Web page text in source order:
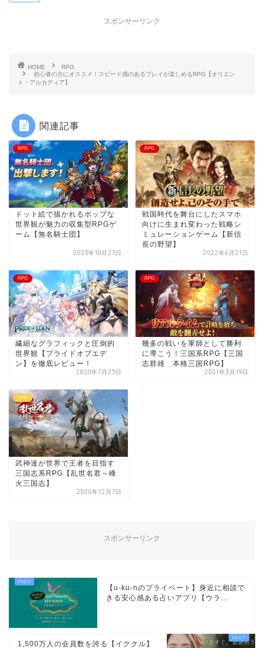
スポンサーリンク
HOME
RPG
初心者の方にオススメ！スピード感のあるプレイが楽しめるRPG【オリエン
ト・アルカディア】
関連記事
RPG
ドット絵で描かれるポップな
世界観が魅力の収集型RPGゲ
ーム【無名騎士団】
2023年10月23日
RPG
戦国時代を舞台にしたスマホ
向けに生まれ変わった戦略シ
ミュレーションゲーム【新信
長の野望】
2022年6月21日
RPG
繊細なグラフィックと圧倒的
世界観【プライドオブエデ
ン】を徹底レビュー！
2020年7月25日
RPG
幾多の戦いを軍師として勝利
に導こう！三国系RPG【三国
志群雄 本格三国RPG】
2021年3月19日
RPG
武神達が世界で王者を目指す
三国志系RPG【乱世名君～峰
火三国志】
2020年12月7日
スポンサーリンク
【u-ku-nのプライベート】身近に相談で
きる安心感ある占いアプリ【ウラ...
1,500万人の会員数を誇る【イククル】